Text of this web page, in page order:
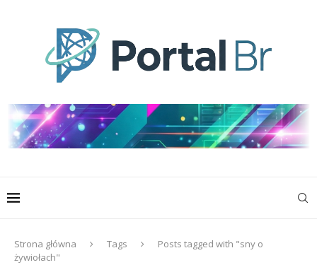
Strona główna Tags
Posts tagged with "sny o
żywiołach"